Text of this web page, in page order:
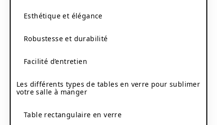
Esthétique et élégance
Robustesse et durabilité
Facilité d’entretien
Les différents types de tables en verre pour sublimer
votre salle à manger
Table rectangulaire en verre